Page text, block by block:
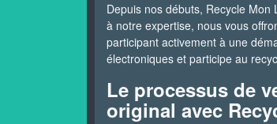
Depuis nos débuts, Recycle
à notre expertise, nous vous
participant activement à une
électroniques et participe au
Le processus de
original avec